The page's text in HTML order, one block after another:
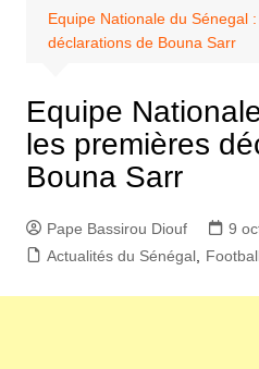
Equipe Nationale du Sénegal
déclarations de Bouna Sarr
Equipe
les premières
Bouna Sarr
Pape Bassirou Diouf 9
Actualités du Sénégal,